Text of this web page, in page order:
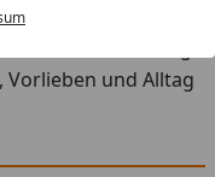
an Futter,
Vorlieben und Alltag